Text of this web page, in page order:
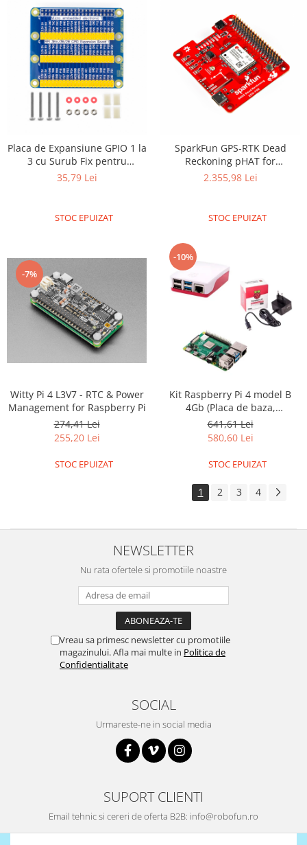
Placa de Expansiune GPIO 1 la
3 cu Surub Fix pentru
Raspberry Pi 3/PI 4
35,79 Lei
STOC EPUIZAT
SparkFun GPS-RTK Dead
Reckoning pHAT for
Raspberry Pi
2.355,98 Lei
STOC EPUIZAT
-7%
Witty Pi 4 L3V7 - RTC & Power
Management for Raspberry Pi
274,41 Lei
255,20 Lei
STOC EPUIZAT
-10%
Kit Raspberry Pi 4 model B
4Gb (Placa de baza,
alimentator, carcasa)
641,61 Lei
580,60 Lei
STOC EPUIZAT
1 2 3 4
NEWSLETTER
Nu rata ofertele si promotiile noastre
Vreau sa primesc newsletter cu promotiile
magazinului. Afla mai multe in Politica de
Confidentialitate
SOCIAL
Urmareste-ne in social media
SUPORT CLIENTI
Email tehnic si cereri de oferta B2B: info@robofun.ro